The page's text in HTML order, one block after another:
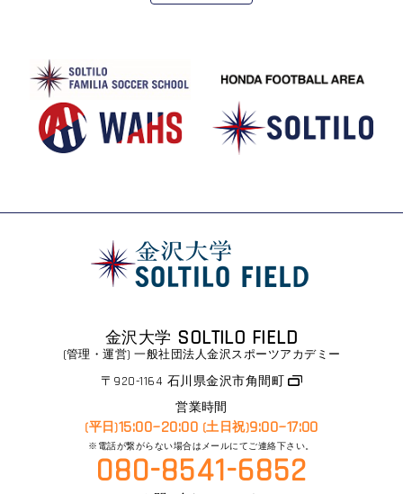
金沢大学 SOLTILO FIELD
(管理・運営) 一般社団法人金沢スポーツアカデミー​
〒920-1164 石川県金沢市角間町
営業時間
(平日)15:00~20:00 (土日祝)9:00~17:00
※電話が繋がらない場合はメールにてご連絡下さい。
080-8541-6852